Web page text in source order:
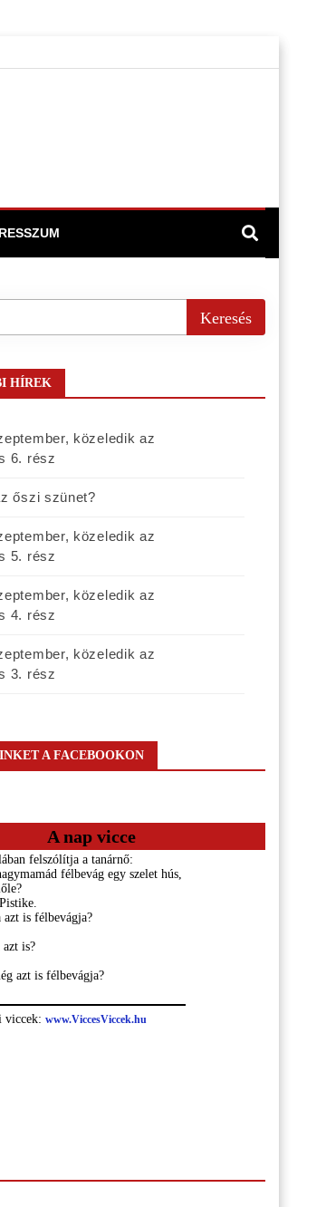
HÍREK
közeledik az
6. rész
őszi szünet?
közeledik az
5. rész
közeledik az
4. rész
közeledik az
3. rész
A FACEBOOKON
A nap vicce